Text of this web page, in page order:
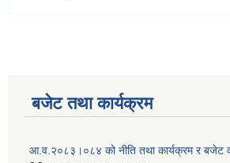
बजेट तथा कार्यक्रम
आ.व.२०८३।०८४ को नीति तथा कार्यक्रम र बजेट